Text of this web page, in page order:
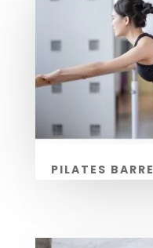
PILATES BARRE